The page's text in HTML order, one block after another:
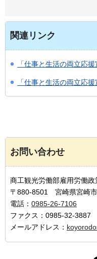
関連リンク
「仕事と生活の両立応
「仕事と生活の両立応
お問い合わせ
商工観光労働部雇用労働
〒880-8501 宮崎県宮崎
電話： 0985-26-7106
ファクス：0985-32-3887
メールアドレス：